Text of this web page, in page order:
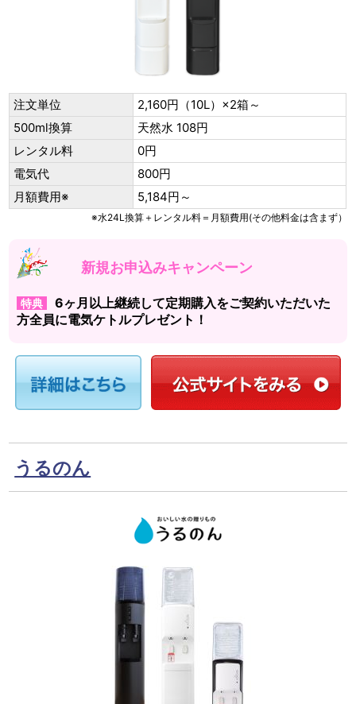
注文単位
2,160円（10L）×2箱～
500ml換算
天然水 108円
レンタル料
0円
電気代
800円
月額費用※
5,184円～
※水24L換算＋レンタル料＝月額費用(その他料金は含まず）
新規お申込みキャンペーン
特典
6ヶ月以上継続して定期購入をご契約いただいた
方全員に電気ケトルプレゼント！
うるのん